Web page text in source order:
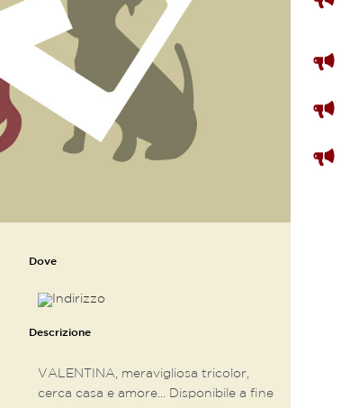
Dove
Descrizione
VALENTINA, meravigliosa tricolor,
cerca casa e amore... Disponibile a fine